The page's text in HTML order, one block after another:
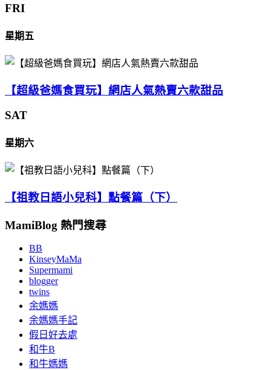
FRI
星期五
【超級爸媽食買玩】網店人氣熱賣六款甜品
SAT
星期六
【祖教日語小兒科】點餐篇（下）
MamiBlog 熱門搜尋
BB
KinseyMaMa
Supermami
blogger
twins
余媽媽
余媽媽手記
假日好去處
和牛B
和牛媽媽